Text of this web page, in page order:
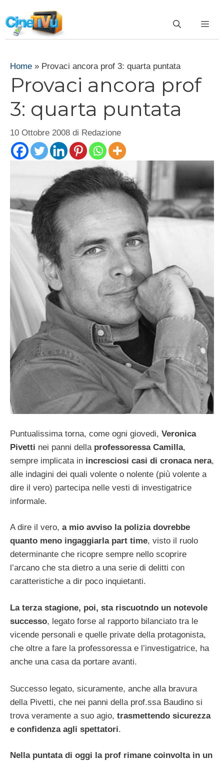
al
contenuto
Home » Provaci ancora prof 3: quarta puntata
Provaci ancora prof
3: quarta puntata
10 Ottobre 2008 di Redazione
Puntualissima torna, come ogni giovedi, Veronica
Pivetti nei panni della professoressa Camilla,
sempre implicata in incresciosi casi di cronaca nera,
alle indagini dei quali volente o nolente (più volente a
dire il vero) partecipa nelle vesti di investigatrice
informale.
A dire il vero, a mio avviso la polizia dovrebbe
quanto meno ingaggiarla part time, visto il ruolo
determinante che ricopre sempre nello scoprire
l’arcano che sta dietro a una serie di delitti con
caratteristiche a dir poco inquietanti.
La terza stagione, poi, sta riscuotndo un notevole
successo, legato forse al rapporto bilanciato tra le
vicende personali e quelle private della protagonista,
che oltre a fare la professoressa e l’investigatrice, ha
anche una casa da portare avanti.
Successo legato, sicuramente, anche alla bravura
della Pivetti, che nei panni della prof.ssa Baudino si
trova veramente a suo agio, trasmettendo sicurezza
e confidenza agli spettatori.
Nella puntata di oggi la prof rimane coinvolta in un